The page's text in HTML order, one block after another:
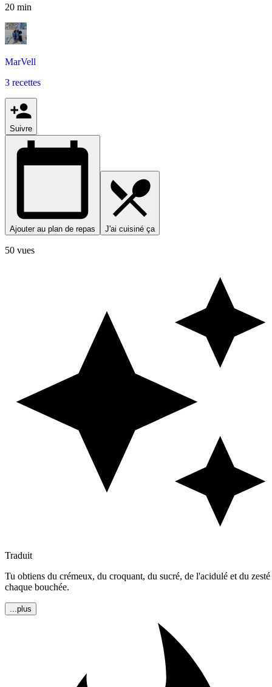
20 min
MarVell
3 recettes
Suivre
Ajouter au plan de repas J'ai cuisiné ça
50 vues
Traduit
Tu obtiens du crémeux, du croquant, du sucré, de l'acidulé et du zesté
chaque bouchée.
...plus